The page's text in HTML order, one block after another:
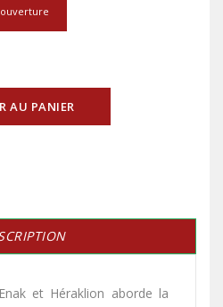
AU PANIER
et Héraklion aborde la